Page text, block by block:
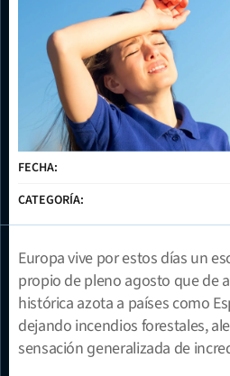
FECHA:
CATEGORÍA:
Europa vive por estos días un
propio de pleno agosto que de
histórica azota a países como
dejando incendios forestales,
sensación generalizada de